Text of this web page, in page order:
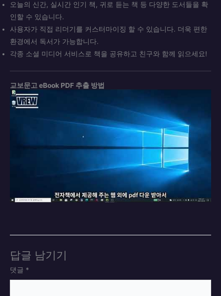
오늘의 신간, 실시간 인기 책, 귀로 듣는 책 등 다양한 도서들을 확
인할 수 있습니다.
사용자가 직접 리더기를 커스터마이징 할 수 있습니다. 더욱 편한
환경에서 독서가 가능합니다.
각종 소셜 미디어 서비스로 책을 공유하고 친구와 함께 읽으세요!
교보문고 eBook PDF 추출 방법
답글 남기기
댓글 *